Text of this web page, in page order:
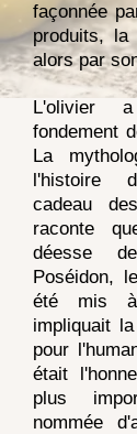
façonnée
produits, la
alors par
L'olivier
fondement
La
l'histoire
cadeau
raconte
déesse
Poséidon,
été mis
impliquait
pour
était
plus
nommée